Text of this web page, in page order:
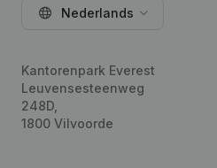
Nederlands
Kantorenpark Everest
Leuvensesteenweg
248D,
1800 Vilvoorde